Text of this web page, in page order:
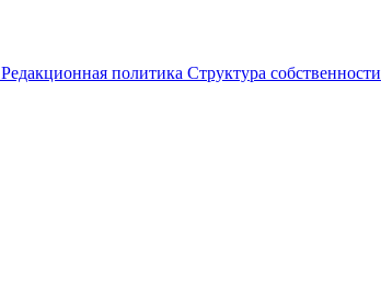
Редакционная политика Структура собственности